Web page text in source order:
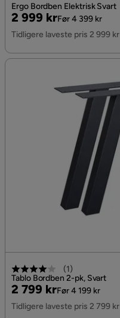
Ergo Bordben Elektrisk Svart
Pris
2 999 kr
Original
Pris
Før 4 399 kr
Tidligere laveste pris 2 999 kr
(1)
Tablo Bordben 2-pk, Svart
Pris
2 799 kr
Original
Pris
Før 4 199 kr
Tidligere laveste pris 2 799 kr